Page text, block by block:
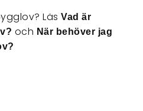
LäsVad är
och När behöver jag